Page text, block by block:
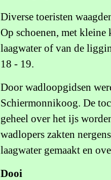
Diverse toeristen
Op schoenen, met
laagwater of van de
18 - 19.
Door wadloopgidsen
Schiermonnikoog. De
geheel over het ijs
wadlopers zakten
laagwater gemaakt en
Dooi